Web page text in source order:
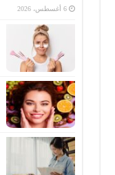
6 أغسطس، 2026